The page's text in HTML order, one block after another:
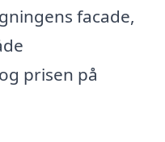
facade,
prisen på